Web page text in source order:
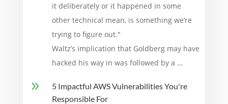
it deliberately or it happened in some
other technical mean, is something we’re
trying to figure out."
Waltz’s implication that Goldberg may have
hacked his way in was followed by a …
9
5 Impactful AWS Vulnerabilities You're
Responsible For